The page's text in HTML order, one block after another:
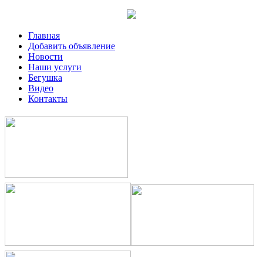
Главная
Добавить объявление
Новости
Наши услуги
Бегушка
Видео
Контакты